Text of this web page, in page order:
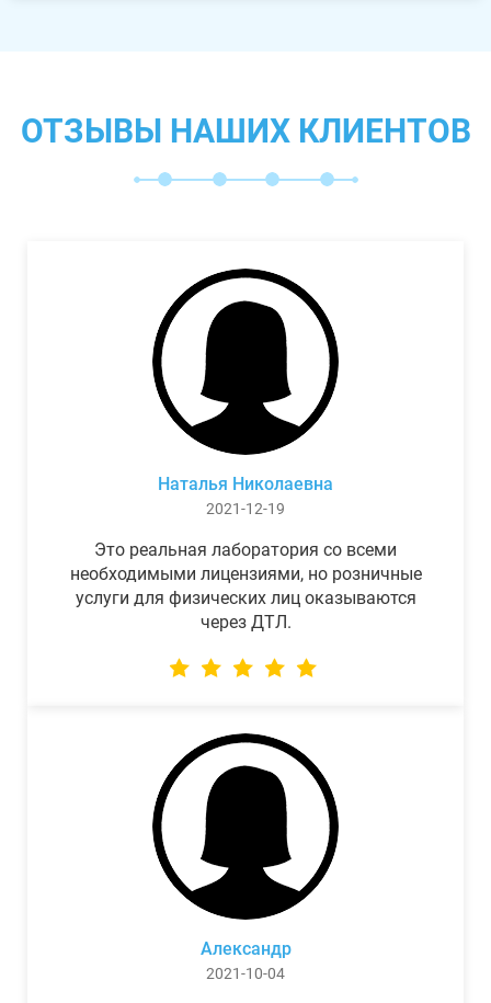
ОТЗЫВЫ НАШИХ КЛИЕНТОВ
Наталья Николаевна
2021-12-19
Это реальная лаборатория со всеми
необходимыми лицензиями, но розничные
услуги для физических лиц оказываются
через ДТЛ.
Александр
2021-10-04